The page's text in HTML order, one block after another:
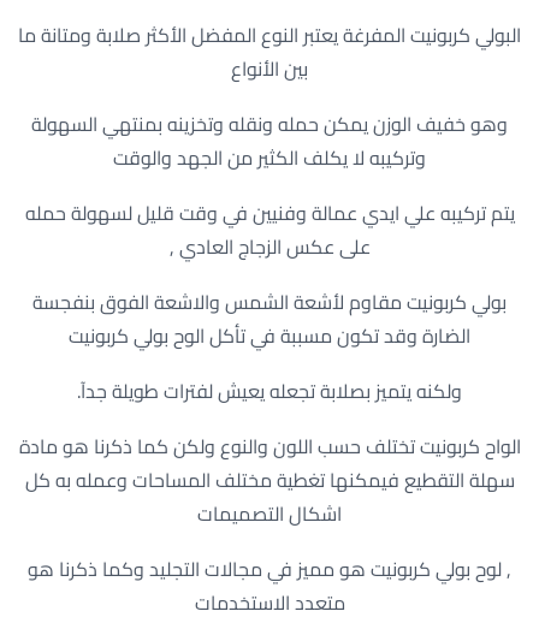
البولي كربونيت المفرغة يعتبر النوع المفضل الأكثر صلابة ومتانة ما
بين الأنواع
وهو خفيف الوزن يمكن حمله ونقله وتخزينه بمنتهي السهولة
وتركيبه لا يكلف الكثير من الجهد والوقت
يتم تركيبه علي ايدي عمالة وفنيين في وقت قليل لسهولة حمله
على عكس الزجاج العادي ,
بولي كربونيت مقاوم لأشعة الشمس والاشعة الفوق بنفجسة
الضارة وقد تكون مسببة في تأكل الوح بولي كربونيت
ولكنه يتميز بصلابة تجعله يعيش لفترات طويلة جدآ.
الواح كربونيت تختلف حسب اللون والنوع ولكن كما ذكرنا هو مادة
سهلة التقطيع فيمكنها تغطية مختلف المساحات وعمله به كل
اشكال التصميمات
, لوح بولي كربونيت هو مميز في مجالات التجليد وكما ذكرنا هو
متعدد الاستخدمات